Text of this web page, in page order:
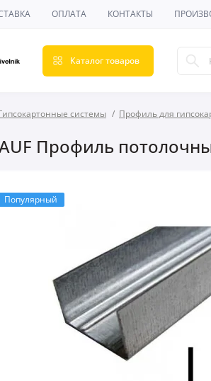
ОПЛАТА КОНТАКТЫ
Каталог товаров
системы Профиль для
Профиль
Популярный